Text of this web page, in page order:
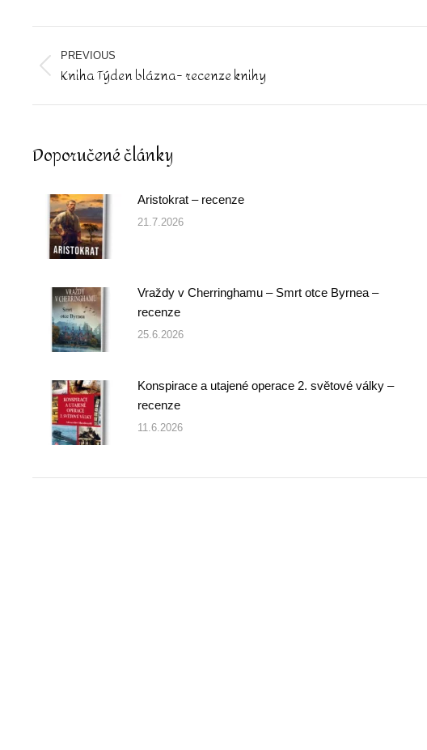
Post
navigation
PREVIOUS
Previous
Kniha Týden blázna- recenze knihy
Doporučené články
Aristokrat – recenze
21.7.2026
Vraždy v Cherringhamu – Smrt otce Byrnea –
recenze
25.6.2026
Konspirace a utajené operace 2. světové války –
recenze
11.6.2026